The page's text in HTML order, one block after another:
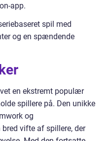
app.
spil med
og en spændende
en ekstremt populær
spillere på. Den unikke
og
vifte af spillere, der